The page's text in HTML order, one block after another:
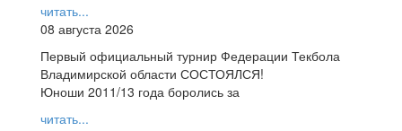
читать...
08 августа 2026
Первый официальный турнир Федерации Текбола
Владимирской области СОСТОЯЛСЯ!
Юноши 2011/13 года боролись за
читать...